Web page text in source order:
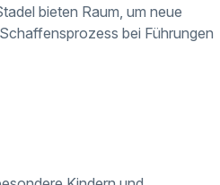
bieten Raum, um neue
bei Führungen